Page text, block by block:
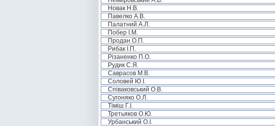
Новак Н.В.
Павелко А.В.
Палатний А.Л.
Побер І.М.
Продан О.П.
Рибак І.П.
Різаненко П.О.
Рудик С.Я.
Саврасов М.В.
Соловей Ю.І.
Співаковський О.В.
Сугоняко О.Л.
Тіміш Г.І.
Третьяков О.Ю.
Урбанський О.І.